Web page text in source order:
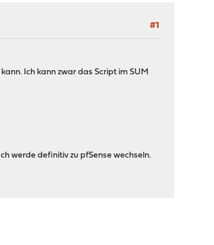
#1
Ich kann zwar das Script im SUM
werde definitiv zu pfSense wechseln.